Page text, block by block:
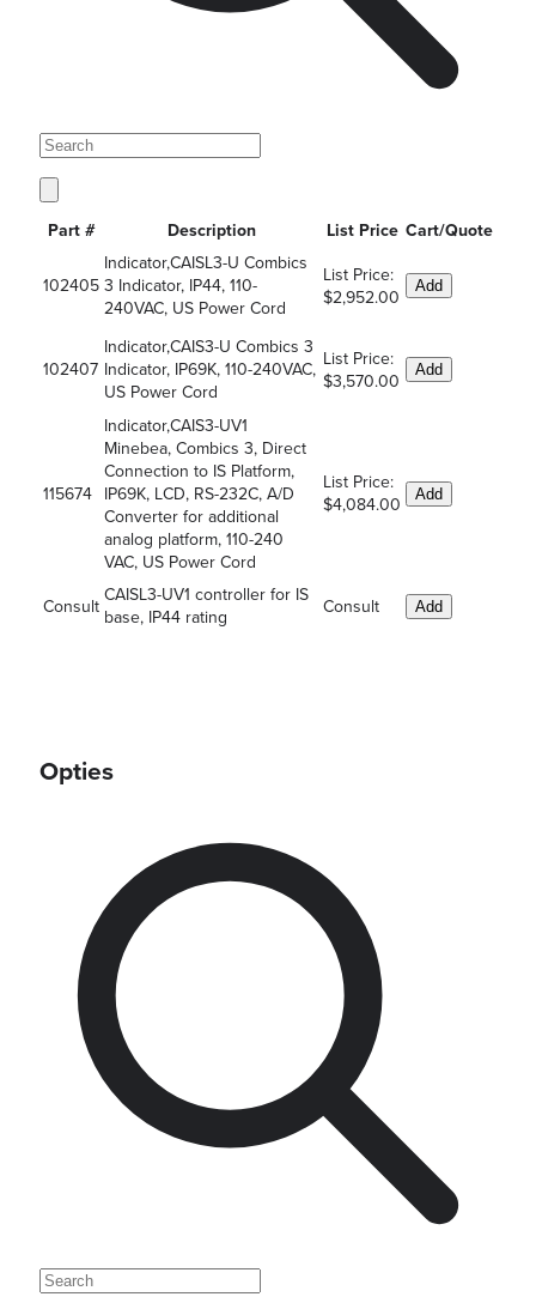
Part # Description List Price Cart/Quote
102405
Indicator,CAISL3-U Combics
3 Indicator, IP44, 110-
240VAC, US Power Cord
List Price:
$2,952.00
Add
102407
Indicator,CAIS3-U Combics 3
Indicator, IP69K, 110-240VAC,
US Power Cord
List Price:
$3,570.00
Add
115674
Indicator,CAIS3-UV1
Minebea, Combics 3, Direct
Connection to IS Platform,
IP69K, LCD, RS-232C, A/D
Converter for additional
analog platform, 110-240
VAC, US Power Cord
List Price:
$4,084.00
Add
Consult
CAISL3-UV1 controller for IS
base, IP44 rating
Consult Add
Opties